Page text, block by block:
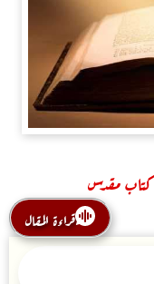
كتاب مقدس
قراءة المقال